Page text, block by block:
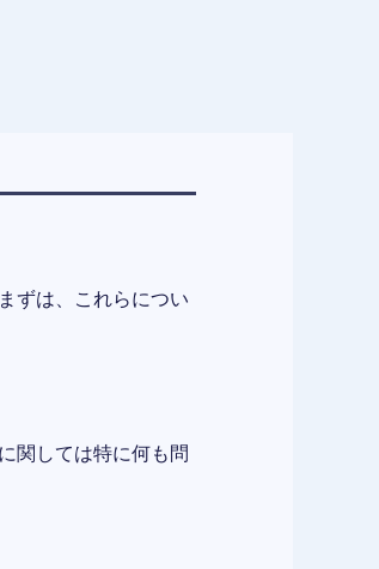
ずは、これらについ
関しては特に何も問